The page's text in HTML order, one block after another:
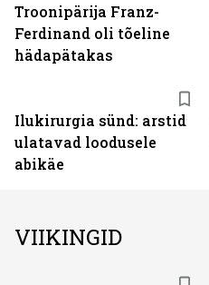
Troonipärija Franz-
Ferdinand oli tõeline
hädapätakas
Ilukirurgia sünd: arstid
ulatavad loodusele
abikäe
VIIKINGID